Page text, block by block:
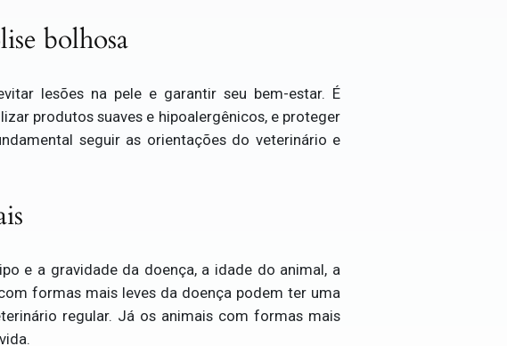
bolhosa
lesões na pele e garantir seu bem-estar. É
produtos suaves e hipoalergênicos, e proteger
seguir as orientações do veterinário e
e a gravidade da doença, a idade do animal, a
formas mais leves da doença podem ter uma
regular. Já os animais com formas mais